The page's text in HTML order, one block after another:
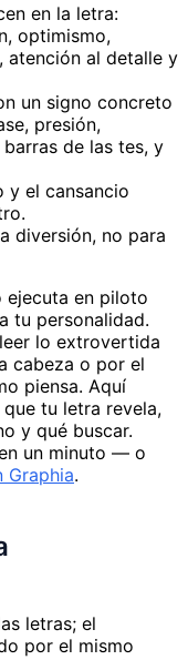
en la letra:
optimismo,
atención al detalle y
un signo concreto
presión,
de las tes, y
y el cansancio
diversión, no para
ejecuta en piloto
tu personalidad.
lo extrovertida
cabeza o por el
piensa. Aquí
tu letra revela,
y qué buscar.
un minuto — o
Graphia.
letras; el
por el mismo